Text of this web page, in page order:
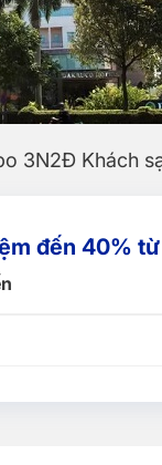
3N2Đ Khách
đến 40%